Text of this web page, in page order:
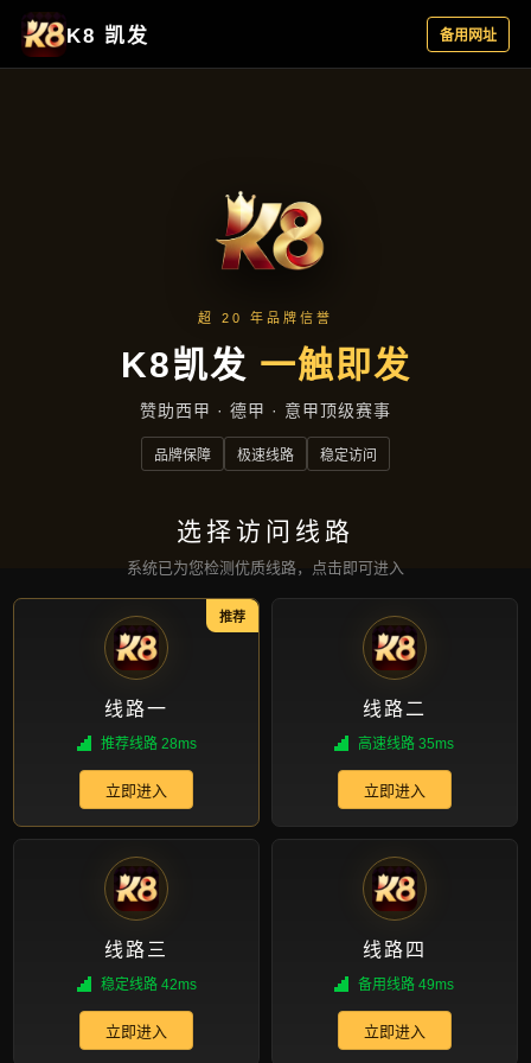
产品汇总
首页 产品汇总